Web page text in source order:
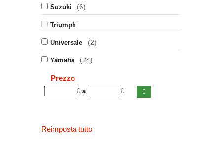
Suzuki (6)
Triumph
Universale (2)
Yamaha (24)
Prezzo
€ a €
Reimposta tutto